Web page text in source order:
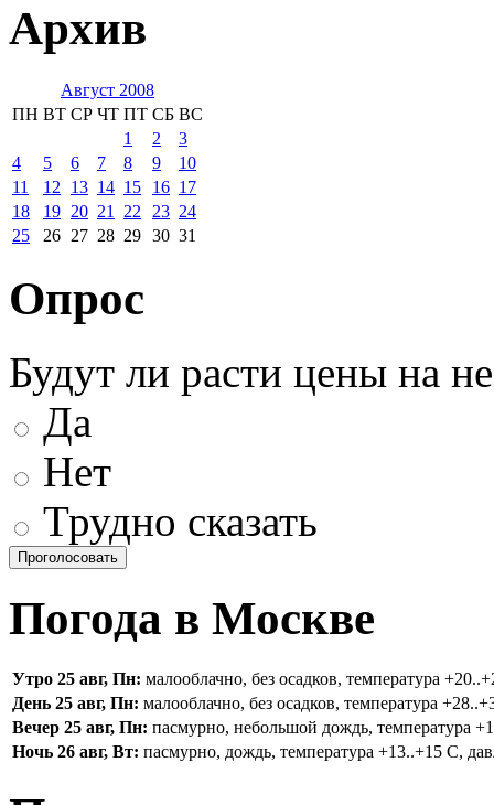
Архив
Август 2008
ПН ВТ СР ЧТ ПТ СБ ВС
1
2
3
4
5 6 7 8 9
10
11
12 13 14 15 16 17
18
19 20 21 22 23 24
25
26 27 28 29 30 31
Опрос
Будут ли расти цены на
Да
Нет
Трудно сказать
Погода в Москве
Утро 25 авг, Пн: малооблачно, без осадков, температура
День 25 авг, Пн: малооблачно, без осадков, температура
Вечер 25 авг, Пн: пасмурно, небольшой дождь, температура
Ночь 26 авг, Вт: пасмурно, дождь, температура +13..+15 С,